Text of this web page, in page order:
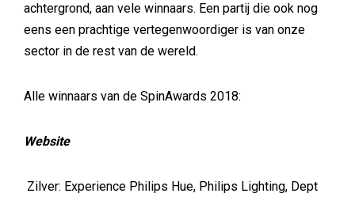
achtergrond, aan vele winnaars. Een partij die ook nog
eens een prachtige vertegenwoordiger is van onze
sector in de rest van de wereld.
Alle winnaars van de SpinAwards 2018:
Website
Zilver: Experience Philips Hue, Philips Lighting, Dept